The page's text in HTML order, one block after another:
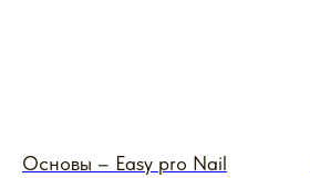
Основы – Easy pro Nail